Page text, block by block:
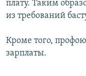
плату. Таким
из требований
Кроме того,
зарплаты.